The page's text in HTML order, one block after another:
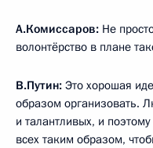
А.Комиссаров: Не
волонтёрство в плане
В.Путин: Это хорошая
образом организовать.
и талантливых, и
всех таким образом,